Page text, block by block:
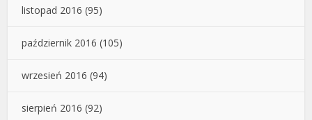
listopad 2016 (95)
październik 2016 (105)
wrzesień 2016 (94)
sierpień 2016 (92)